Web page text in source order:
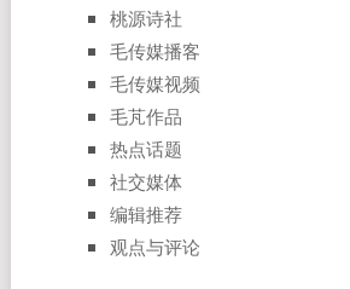
桃源诗社
毛传媒播客
毛传媒视频
毛芃作品
热点话题
社交媒体
编辑推荐
观点与评论